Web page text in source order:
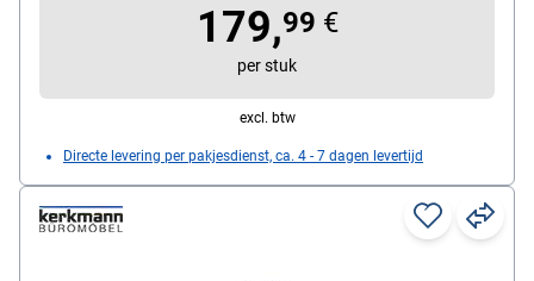
179,99 €
per stuk
excl. btw
Directe levering per pakjesdienst, ca. 4 - 7 dagen levertijd